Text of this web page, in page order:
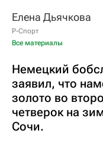
Елена Дьячкова
Р-Спорт
Все материалы
Немецкий
заявил, что
золото во
четверок на
Сочи.